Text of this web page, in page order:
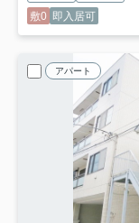
敷0 即入居可
アパート